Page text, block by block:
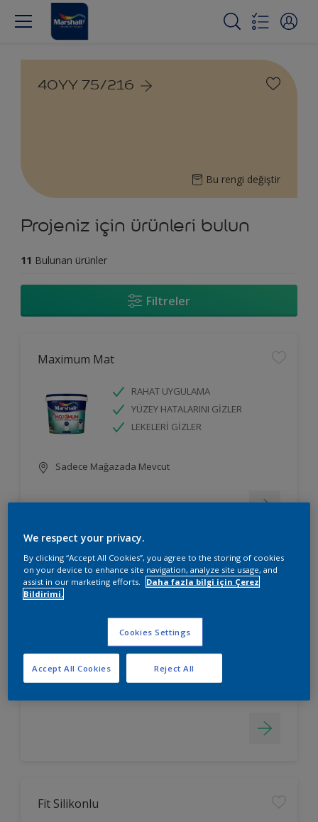
40YY 75/216
Bu rengi değiştir
Projeniz için ürünleri bulun
11 Bulunan ürünler
Filtreler
Maximum Mat
RAHAT UYGULAMA
YÜZEY HATALARINI GİZLER
LEKELERİ GİZLER
Sadece Mağazada Mevcut
Silikonlu İpek Mat
YÜZEY HATALARINI GİZLER
LEKELERİ GİZLER
Fit Silikonlu
We respect your privacy.
By clicking “Accept All Cookies”, you agree to the storing of cookies
on your device to enhance site navigation, analyze site usage, and
assist in our marketing efforts.
Daha fazla bilgi için Çerez
Bildirimi.
Cookies Settings
Reject All
Accept All Cookies